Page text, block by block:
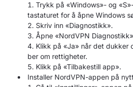
Trykk på «Windows»- og
tastaturet for å åpne Windows
Skriv inn «Diagnostikk».
Åpne «NordVPN
Klikk på «Ja» når det dukker
ber om rettigheter.
Klikk på «Tilbakestill app».
Installer NordVPN-appen på